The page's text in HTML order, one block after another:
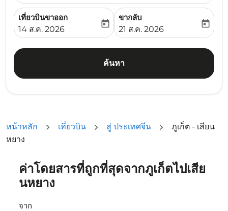
เที่ยวบินขาออก
fc-booking-departure-date-aria-label
14 ส.ค. 2026
today
ขากลับ
fc-booking-return-date-
21 ส.ค. 2026
today
ค้นหา
หน้าหลัก เที่ยวบิน สู่ ประเทศจีน
ภูเก็ต - เสียน
หยาง
ค่าโดยสารที่ถูกที่สุดจากภูเก็ตไปเสีย
นหยาง
จาก
ลองอัปเดตเส้นทางของคุณ (ต้นทางและ/หรือปลายทาง) หรื